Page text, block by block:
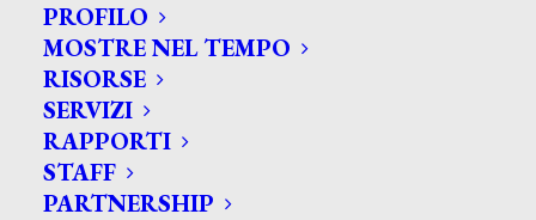
PROFILO
MOSTRE NEL TEMPO
RISORSE
SERVIZI
RAPPORTI
STAFF
PARTNERSHIP
CERCA TRA GLI ARTISTI:
Search
for: